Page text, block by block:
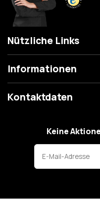
Nützliche Links
Informationen
Kontaktdaten
Keine